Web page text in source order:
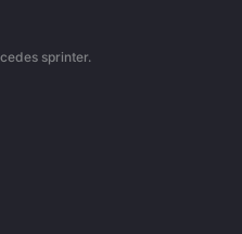
sprinter.